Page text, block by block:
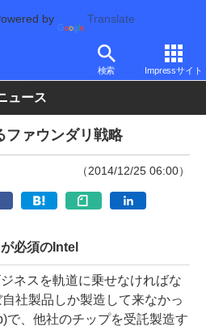
by Translate
検索 Impressサイト
ュース
ファウンダリ戦略
（2014/12/25 06:00）
必須のIntel
ネスを軌道に乗せなければな
社製品しか製造して来なかっ
で、他社のチップを受託製造す